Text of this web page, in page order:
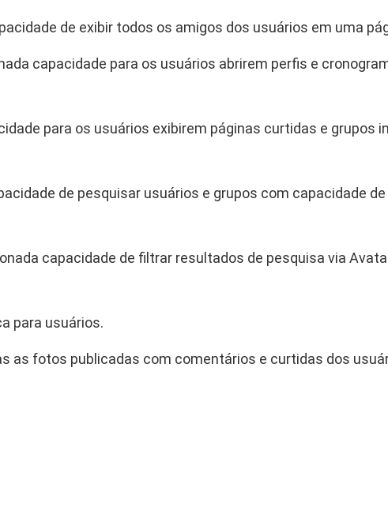
de exibir todos os amigos dos usuários em uma
capacidade para os usuários abrirem perfis e
para os usuários exibirem páginas curtidas e grupos
de pesquisar usuários e grupos com capacidade
capacidade de filtrar resultados de pesquisa via
para usuários.
as fotos publicadas com comentários e curtidas dos